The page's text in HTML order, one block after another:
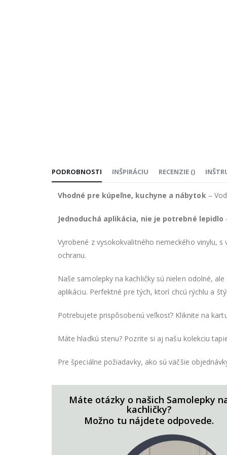
PODROBNOSTI
Vhodné pre kúpeľne, kuchyne a nábytok –
Jednoduchá aplikácia, nie je potrebné lepidlo
Vyrobené z vysokokvalitného nemeckého vinylu,
ochranu.
Naše samolepky na kachličky sú nielen odolné,
aplikáciu. Perfektné pre tých, ktorí chcú rýchlu a
Potrebujete prispôsobenú veľkosť? Kliknite na
Máte hladkú stenu? Pozrite si aj našu kolekciu
Pre špeciálne požiadavky, ako sú väčšie
INŠPIRÁCIU RECENZIE ()
Máte otázky o našich Samolepky
kachličky?
Možno tu nájdete odpovede.